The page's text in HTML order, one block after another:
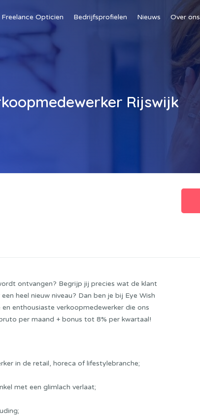
Freelance Opticien Bedrijfsprofielen Nieuws Over ons
Rijswijk
ontvangen? Begrijp jij precies wat de klant
heel nieuw niveau? Dan ben je bij Eye Wish
enthousiaste verkoopmedewerker die ons
per maand + bonus tot 8% per kwartaal!
in de retail, horeca of lifestylebranche;
met een glimlach verlaat;